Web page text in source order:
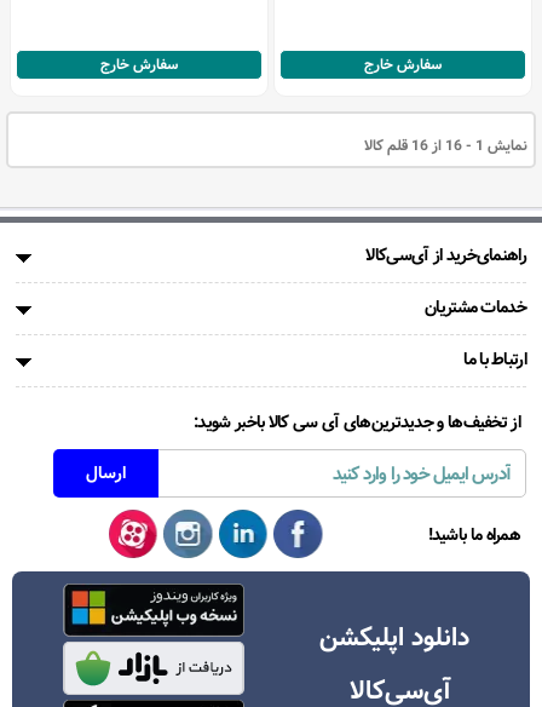
سفارش خارج سفارش خارج
نمایش 1 - 16 از 16 قلم کالا
راهنمای‌خرید از آی‌سی‌کالا
خدمات مشتریان
ارتباط با ما
از تخفیف‌ها و جدیدترین‌های آی سی کالا باخبر شوید:
همراه ما باشید!
دانلود اپلیکشن
آی‌سی‌کالا